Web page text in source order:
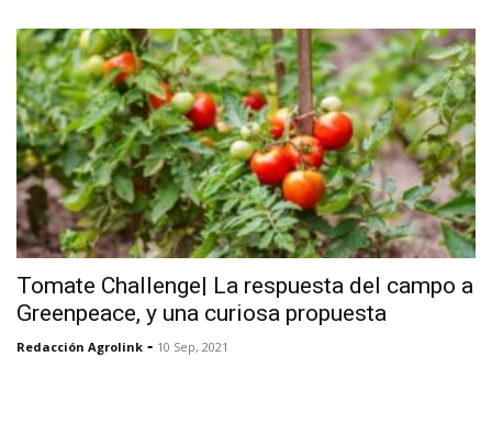
Tomate Challenge| La respuesta del campo a
Greenpeace, y una curiosa propuesta
Redacción Agrolink - 10 Sep, 2021